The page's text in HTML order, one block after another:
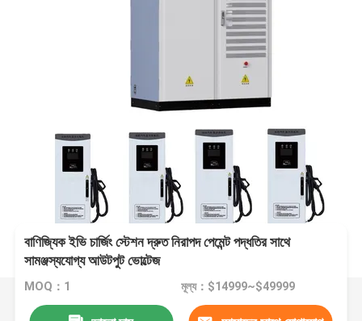
বাণিজ্যিক ইভি চার্জিং স্টেশন দ্রুত নিরাপদ পেমেন্ট পদ্ধতির সাথে
সামঞ্জস্যযোগ্য আউটপুট ভোল্টেজ
MOQ：1 মূল্য：$14999~$49999